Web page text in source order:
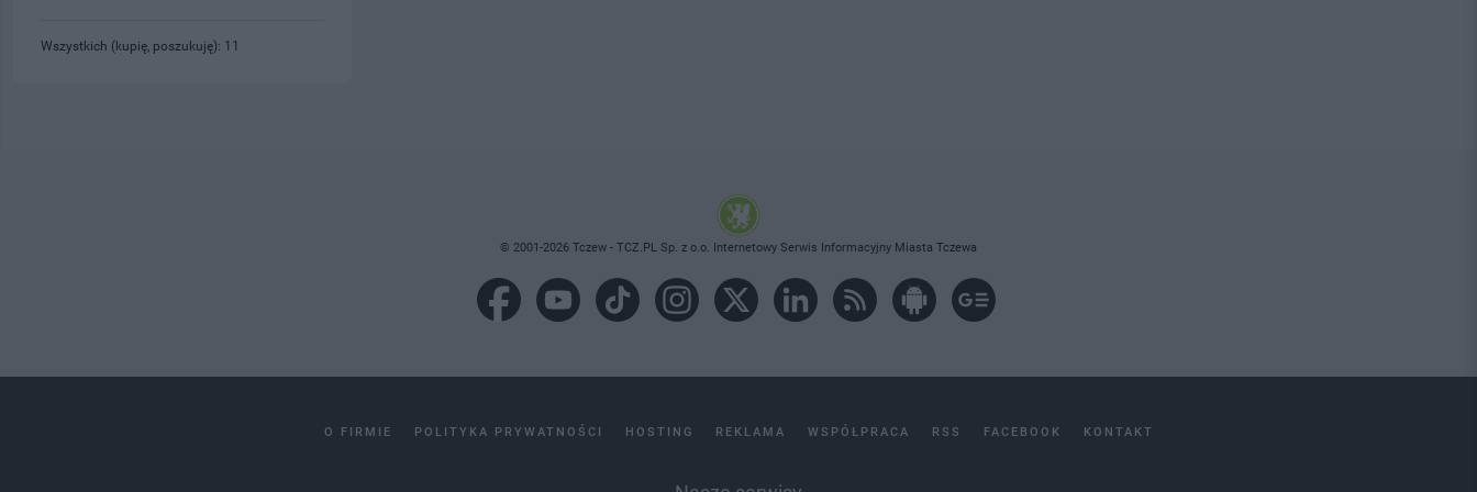
Wszystkich (kupię, poszukuję): 11
© 2001-2026 Tczew - TCZ.PL Sp. z o.o. Internetowy Serwis Informacyjny Miasta Tczewa
O FIRMIE POLITYKA PRYWATNOŚCI HOSTING REKLAMA WSPÓŁPRACA RSS FACEBOOK KONTAKT